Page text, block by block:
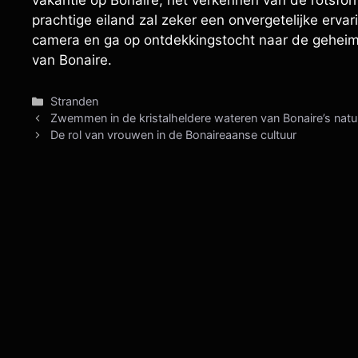
prachtige eiland zal zeker een onvergetelijke
camera en ga op ontdekkingstocht naar de
van Bonaire.
Categorieën
Stranden
Zwemmen in de kristalheldere wateren van Bonaire’s
De rol van vrouwen in de Bonaireaanse cultuur